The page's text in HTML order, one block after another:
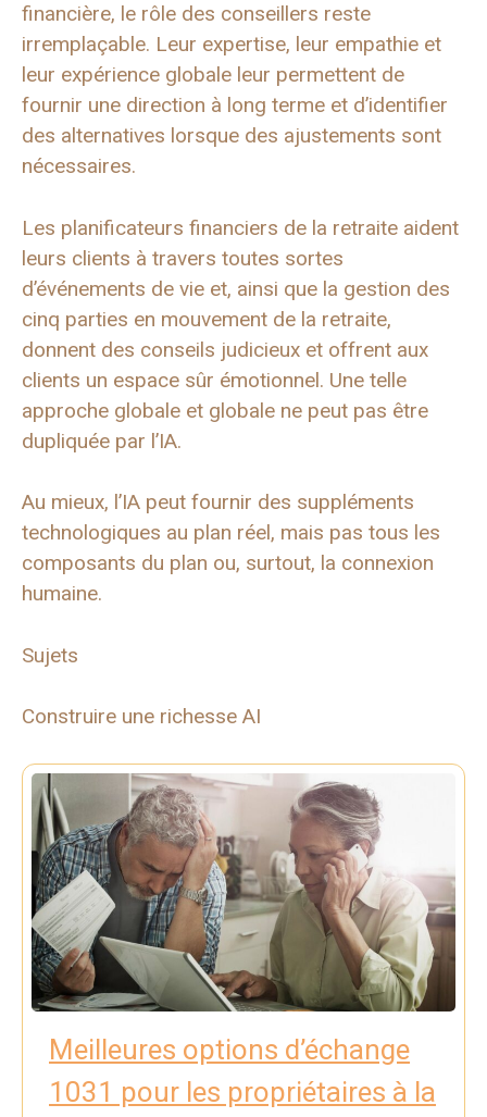
financière, le rôle des conseillers reste
irremplaçable. Leur expertise, leur empathie et
leur expérience globale leur permettent de
fournir une direction à long terme et d’identifier
des alternatives lorsque des ajustements sont
nécessaires.
Les planificateurs financiers de la retraite aident
leurs clients à travers toutes sortes
d’événements de vie et, ainsi que la gestion des
cinq parties en mouvement de la retraite,
donnent des conseils judicieux et offrent aux
clients un espace sûr émotionnel. Une telle
approche globale et globale ne peut pas être
dupliquée par l’IA.
Au mieux, l’IA peut fournir des suppléments
technologiques au plan réel, mais pas tous les
composants du plan ou, surtout, la connexion
humaine.
Sujets
Construire une richesse AI
Meilleures options d’échange
1031 pour les propriétaires à la